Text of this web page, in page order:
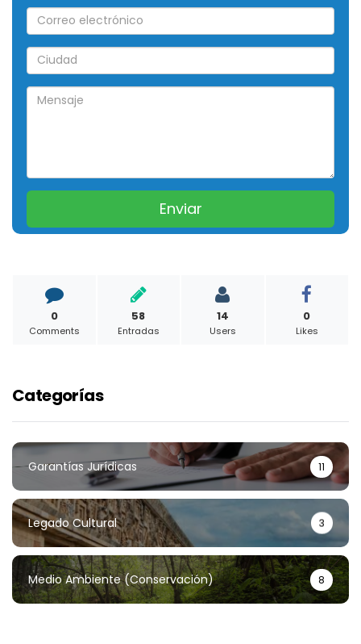
0
Comments
58
Entradas
14
Users
0
Likes
Categorías
Garantías Jurídicas 11
Legado Cultural 3
Medio Ambiente (conservación) 8